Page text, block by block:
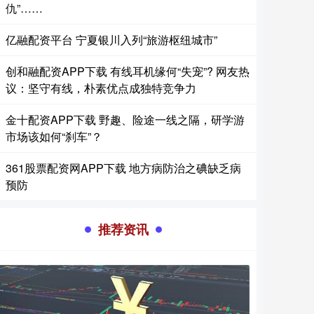
仇”……
亿融配资平台 宁夏银川入列“旅游枢纽城市”
创和融配资APP下载 有线耳机缘何“失宠”? 网友热
议：坚守有线，朴素优点成独特竞争力
金十配资APP下载 野趣、险途一线之隔，研学游
市场该如何“刹车”？
361股票配资网APP下载 地方病防治之碘缺乏病
预防
推荐资讯